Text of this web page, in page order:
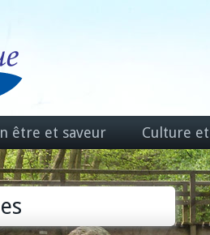
être et saveur Culture